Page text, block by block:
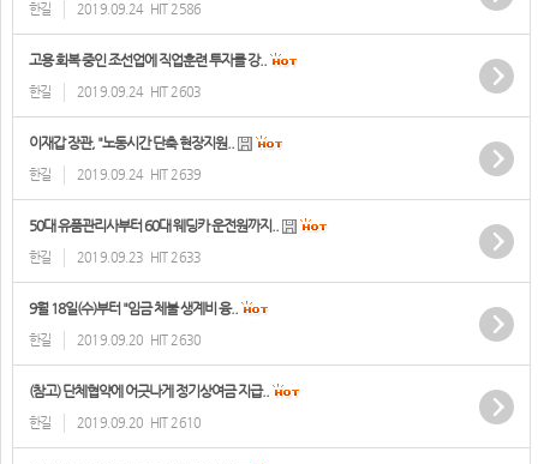
한길 2019.09.24 HIT 2586
고용 회복 중인 조선업에 직업훈련 투자를 강..
한길 2019.09.24 HIT 2603
이재갑 장관, "노동시간 단축 현장지원..
한길 2019.09.24 HIT 2639
50대 유품관리사부터 60대 웨딩카 운전원까지..
한길 2019.09.23 HIT 2633
9월 18일(수)부터 "임금 체불 생계비 융..
한길 2019.09.20 HIT 2630
(참고) 단체협약에 어긋나게 정기상여금 지급..
한길 2019.09.20 HIT 2610